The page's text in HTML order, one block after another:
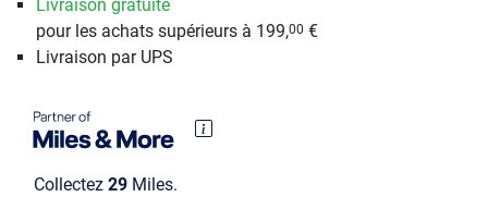
Livraison gratuite
pour les achats supérieurs à 199,00 €
Livraison par UPS
Collectez 29 Miles.